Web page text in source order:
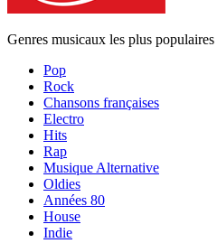
Genres musicaux les plus populaires
Pop
Rock
Chansons françaises
Electro
Hits
Rap
Musique Alternative
Oldies
Années 80
House
Indie